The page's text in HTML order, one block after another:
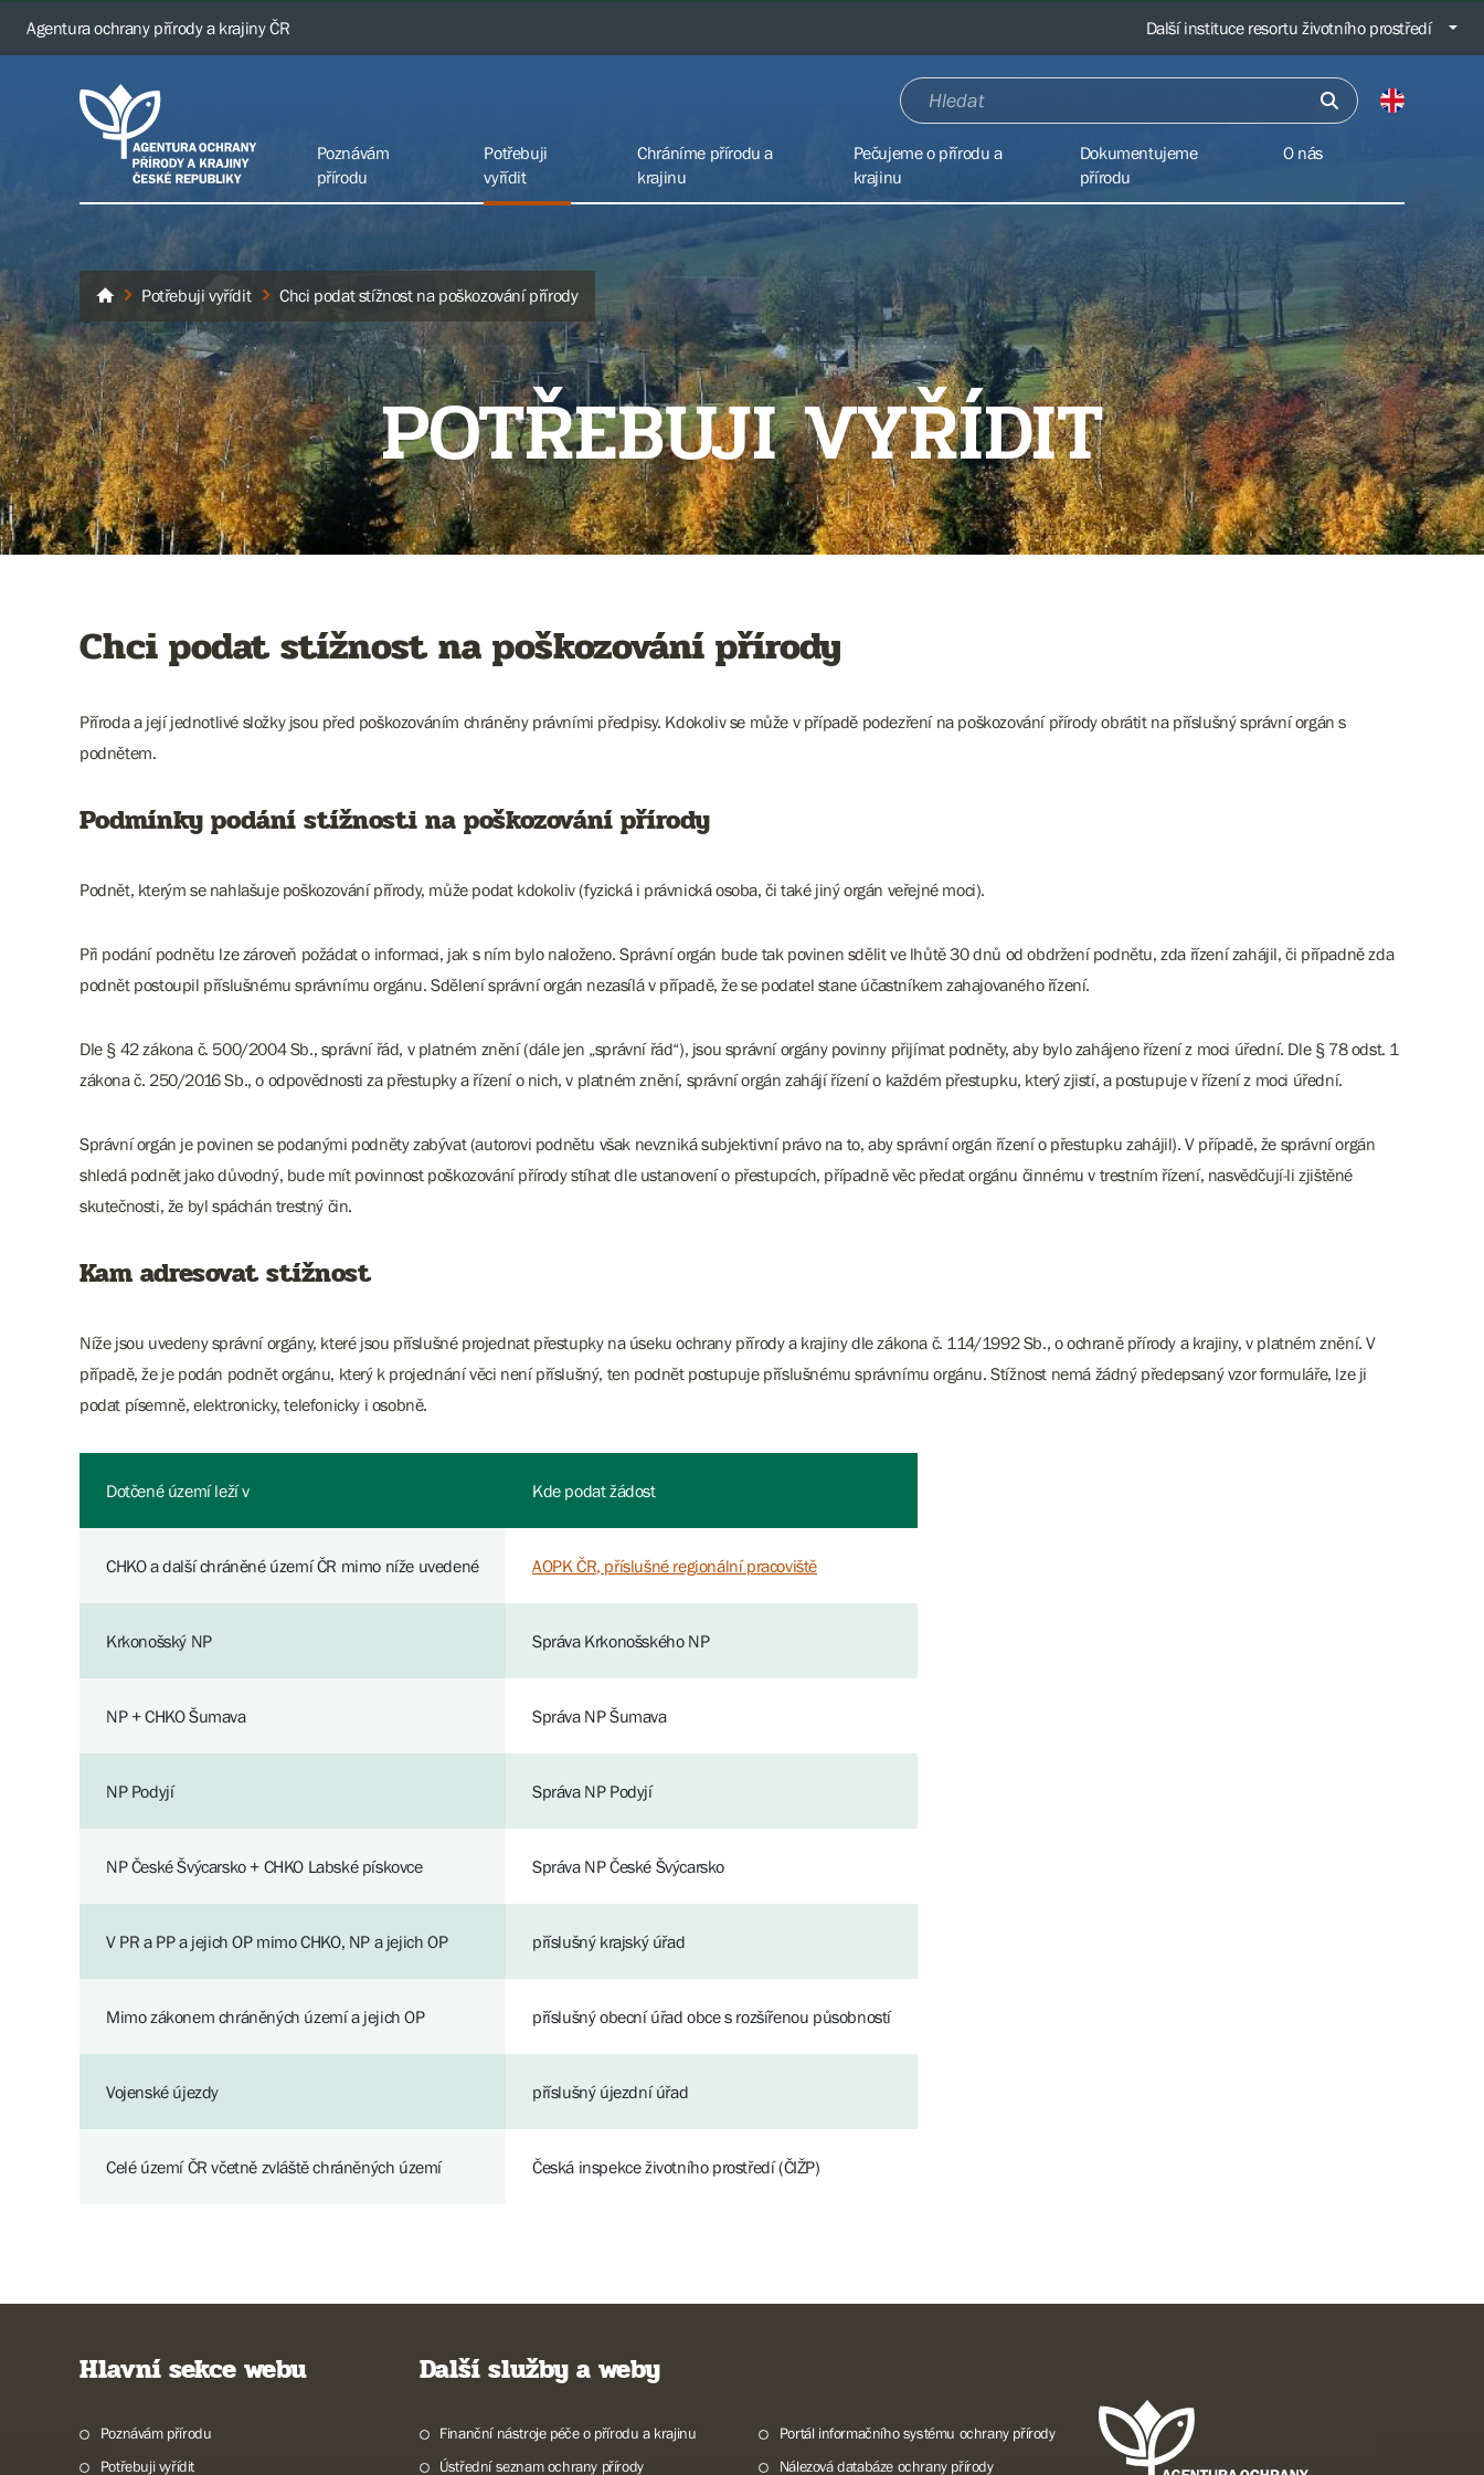
Agentura ochrany přírody a krajiny ČR Další instituce resortu životního prostředí
Poznávám
přírodu
Potřebuji
vyřídit
Chráníme přírodu a
krajinu
Pečujeme o přírodu a
krajinu
Dokumentujeme
přírodu
O nás
AOPK ČR
Potřebuji vyřídit Chci podat stížnost na poškozování přírody
POTŘEBUJI VYŘÍDIT
Chci podat stížnost na poškozování přírody
Příroda a její jednotlivé složky jsou před poškozováním chráněny právními předpisy. Kdokoliv se může v případě podezření na poškozování přírody obrátit na příslušný správní orgán s
podnětem.
Podmínky podání stížnosti na poškozování přírody
Podnět, kterým se nahlašuje poškozování přírody, může podat kdokoliv (fyzická i právnická osoba, či také jiný orgán veřejné moci).
Při podání podnětu lze zároveň požádat o informaci, jak s ním bylo naloženo. Správní orgán bude tak povinen sdělit ve lhůtě 30 dnů od obdržení podnětu, zda řízení zahájil, či případně zda
podnět postoupil příslušnému správnímu orgánu. Sdělení správní orgán nezasílá v případě, že se podatel stane účastníkem zahajovaného řízení.
Dle § 42 zákona č. 500/2004 Sb., správní řád, v platném znění (dále jen „správní řád“), jsou správní orgány povinny přijímat podněty, aby bylo zahájeno řízení z moci úřední. Dle § 78 odst. 1
zákona č. 250/2016 Sb., o odpovědnosti za přestupky a řízení o nich, v platném znění, správní orgán zahájí řízení o každém přestupku, který zjistí, a postupuje v řízení z moci úřední.
Správní orgán je povinen se podanými podněty zabývat (autorovi podnětu však nevzniká subjektivní právo na to, aby správní orgán řízení o přestupku zahájil). V případě, že správní orgán
shledá podnět jako důvodný, bude mít povinnost poškozování přírody stíhat dle ustanovení o přestupcích, případně věc předat orgánu činnému v trestním řízení, nasvědčují-li zjištěné
skutečnosti, že byl spáchán trestný čin.
Kam adresovat stížnost
Níže jsou uvedeny správní orgány, které jsou příslušné projednat přestupky na úseku ochrany přírody a krajiny dle zákona č. 114/1992 Sb., o ochraně přírody a krajiny, v platném znění. V
případě, že je podán podnět orgánu, který k projednání věci není příslušný, ten podnět postupuje příslušnému správnímu orgánu. Stížnost nemá žádný předepsaný vzor formuláře, lze ji
podat písemně, elektronicky, telefonicky i osobně.
Dotčené území leží v Kde podat žádost
CHKO a další chráněné území ČR mimo níže uvedené AOPK ČR, příslušné regionální pracoviště
Krkonošský NP Správa Krkonošského NP
NP + CHKO Šumava Správa NP Šumava
NP Podyjí Správa NP Podyjí
NP České Švýcarsko + CHKO Labské pískovce Správa NP České Švýcarsko
V PR a PP a jejich OP mimo CHKO, NP a jejich OP příslušný krajský úřad
Mimo zákonem chráněných území a jejich OP příslušný obecní úřad obce s rozšířenou působností
Vojenské újezdy příslušný újezdní úřad
Celé území ČR včetně zvláště chráněných území Česká inspekce životního prostředí (ČIŽP)
Hlavní sekce webu
Poznávám přírodu
Potřebuji vyřídit
Další služby a weby
Finanční nástroje péče o přírodu a krajinu
Ústřední seznam ochrany přírody
Portál informačního systému ochrany přírody
Nálezová databáze ochrany přírody